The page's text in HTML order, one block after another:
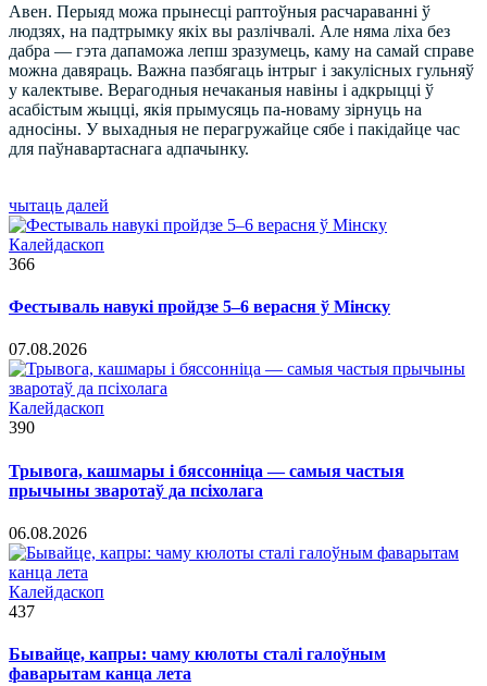
Авен. Перыяд можа прынесці раптоўныя расчараванні ў
людзях, на падтрымку якіх вы разлічвалі. Але няма ліха без
дабра — гэта дапаможа лепш зразумець, каму на самай справе
можна давяраць. Важна пазбягаць інтрыг і закулісных гульняў
у калектыве. Верагодныя нечаканыя навіны і адкрыцці ў
асабістым жыцці, якія прымусяць па-новаму зірнуць на
адносіны. У выхадныя не перагружайце сябе і пакідайце час
для паўнавартаснага адпачынку.
чытаць далей
Калейдаскоп
366
Фестываль навукі пройдзе 5–6 верасня ў Мінску
07.08.2026
Калейдаскоп
390
Трывога, кашмары і бяссонніца — самыя частыя
прычыны зваротаў да псіхолага
06.08.2026
Калейдаскоп
437
Бывайце, капры: чаму кюлоты сталі галоўным
фаварытам канца лета